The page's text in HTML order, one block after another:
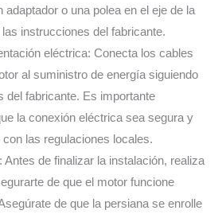
adaptador o una polea en el eje de la
instrucciones del fabricante.
eléctrica: Conecta los cables
al suministro de energía siguiendo
del fabricante. Es importante
la conexión eléctrica sea segura y
las regulaciones locales.
Antes de finalizar la instalación, realiza
de que el motor funcione
de que la persiana se enrolle